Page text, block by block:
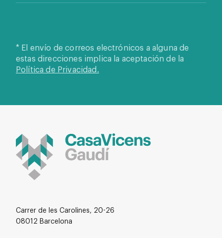
* El envío de correos electrónicos a alguna de
estas direcciones implica la aceptación de la
Política de Privacidad.
Carrer de les Carolines, 20-26
08012 Barcelona